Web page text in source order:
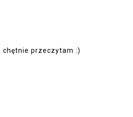
chętnie przeczytam :)